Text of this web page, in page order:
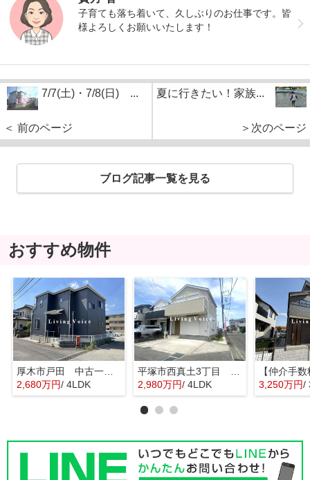
子育ても落ち着いて、久しぶりのお仕事です。皆
様よろしくお願いいたします！
7/7(土)・7/8(日) ...
＜ 前のページ
夏に行きたい！家族...
＞次のページ
ブログ記事一覧を見る
おすすめ物件
厚木市戸田 中古一戸建て
2,680万円/ 4LDK
平塚市西真土3丁目 中古一戸建て
2,980万円/ 4LDK 3,250万円/